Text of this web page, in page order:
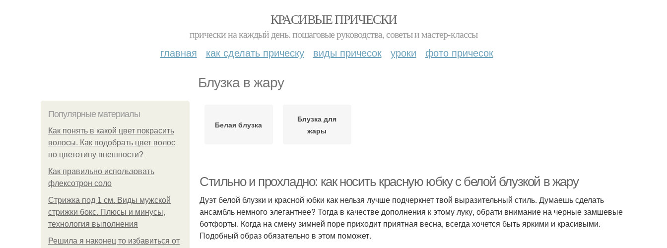
КРАСИВЫЕ ПРИЧЕСКИ
прически на каждый день. пошаговые руководства, советы и мастер-классы
главная как сделать прическу виды причесок уроки фото причесок
Блузка в жару
Популярные материалы
Как понять в какой цвет покрасить
волосы. Как подобрать цвет волос
по цветотипу внешности?
Как правильно использовать
флексотрон соло
Стрижка под 1 см. Виды мужской
стрижки бокс. Плюсы и минусы,
технология выполнения
Решила я наконец то избавиться от
Белая блузка
Блузка для
жары
Стильно и прохладно: как носить красную юбку с белой блузкой в жару
Дуэт белой блузки и красной юбки как нельзя лучше подчеркнет твой выразительный стиль. Думаешь сделать
ансамбль немного элегантнее? Тогда в качестве дополнения к этому луку, обрати внимание на черные замшевые
ботфорты. Когда на смену зимней поре приходит приятная весна, всегда хочется быть яркими и красивыми.
Подобный образ обязательно в этом поможет.